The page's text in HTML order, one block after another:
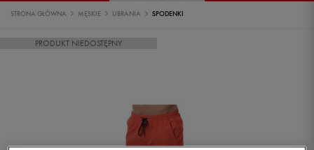
STRONA GŁÓWNA MĘSKIE UBRANIA SPODENKI
PRODUKT NIEDOSTĘPNY